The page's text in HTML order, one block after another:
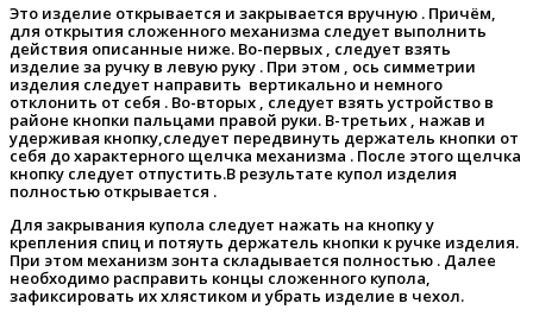
Это изделие открывается и закрывается вручную . Причём,
для открытия сложенного механизма следует выполнить
действия описанные ниже. Во-первых , следует взять
изделие за ручку в левую руку . При этом , ось симметрии
изделия следует направить вертикально и немного
отклонить от себя . Во-вторых , следует взять устройство в
районе кнопки пальцами правой руки. В-третьих , нажав и
удерживая кнопку,следует передвинуть держатель кнопки от
себя до характерного щелчка механизма . После этого щелчка
кнопку следует отпустить.В результате купол изделия
полностью открывается .
Для закрывания купола следует нажать на кнопку у
крепления спиц и потяуть держатель кнопки к ручке изделия.
При этом механизм зонта складывается полностью . Далее
необходимо расправить концы сложенного купола,
зафиксировать их хлястиком и убрать изделие в чехол.